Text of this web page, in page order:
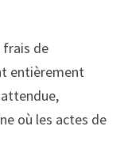
frais de
entièrement
où les actes de